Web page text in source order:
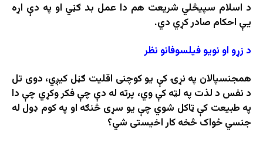
د اسلام سپيڅلي شريعت هم دا عمل بد ګڼي او په دې اړه
يې احکام صادر کړي دي.
د زړو او نویو فیلسوفانو نظر
همجنسپالان په نړۍ کې یو کوچنی اقلیت ګڼل کیږي، دوی تل
د نفس د لذت په لټه کې وي، پرته له دې چې فکر وکړي چې دا
په طبیعت کې ټاکل شوي چې یو سړی څنګه او په کوم ډول له
جنسي ځواک څخه کار اخیستی شي؟